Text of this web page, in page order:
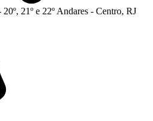
21º e 22º Andares - Centro, RJ